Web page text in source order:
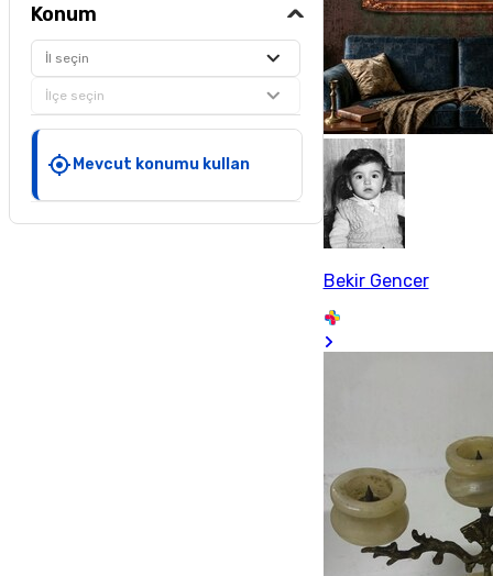
Konum
İl seçin
İlçe seçin
Mevcut konumu kullan
Bekir Gencer